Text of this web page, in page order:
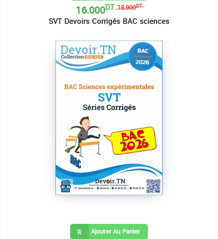
18.900DT
16.000DT
SVT Devoirs Corrigés BAC sciences
Ajouter Au Panier